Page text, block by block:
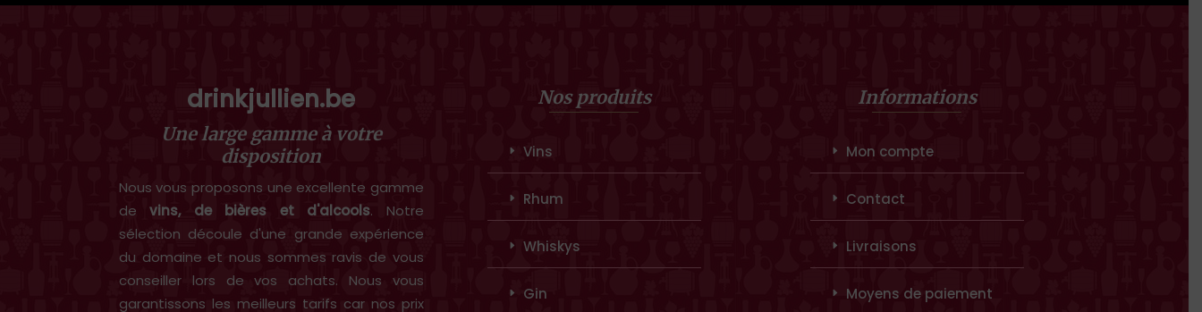
drinkjullien.be
Une large gamme à votre
disposition
Nous vous proposons une excellente gamme
devins, de bières et d'alcools. Notre
sélection découle d'une grande expérience
du domaine et nous sommes ravis de vous
conseiller lors de vos achats. Nous vous
garantissons les meilleurs tarifs car nos prix
Nos produits
Vins
Rhum
Whiskys
Gin
Informations
Mon compte
Contact
Livraisons
Moyens de paiement